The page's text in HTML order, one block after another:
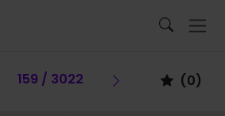
Vorheriges Fahrzeug
159 / 3022 Vorheriges
(0)